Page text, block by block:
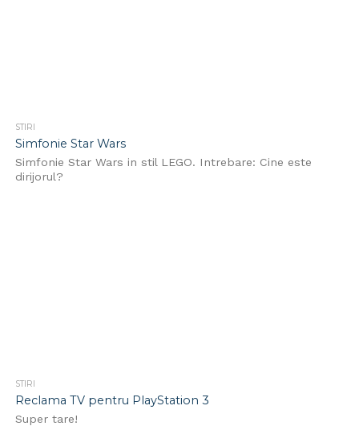
STIRI
Simfonie Star Wars
Simfonie Star Wars in stil LEGO. Intrebare: Cine este
dirijorul?
STIRI
Reclama TV pentru PlayStation 3
Super tare!